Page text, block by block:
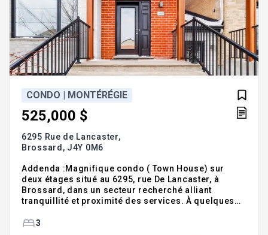
CONDO | MONTÉRÉGIE
525,000 $
6295 Rue de Lancaster,
Brossard, J4Y 0M6
Addenda :Magnifique condo ( Town House) sur
deux étages situé au 6295, rue De Lancaster, à
Brossard, dans un secteur recherché alliant
tranquillité et proximité des services. À quelques
principaux axes routiers, cette propriété offre un
3